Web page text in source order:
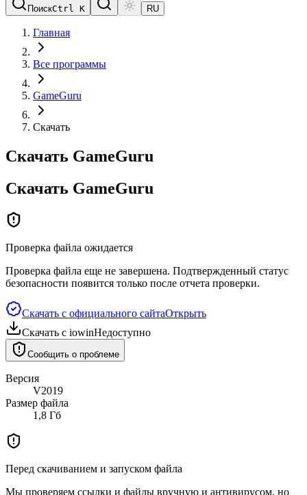
ПоискCtrl K RU
Главная
Все программы
GameGuru
Скачать
Скачать GameGuru
Скачать GameGuru
Проверка файла ожидается
Проверка файла еще не завершена. Подтвержденный статус
безопасности появится только после отчета проверки.
Скачать с официального сайтаОткрыть
Скачать с iowinНедоступно
Сообщить о проблеме
Версия
V2019
Размер файла
1,8 Гб
Перед скачиванием и запуском файла
Мы проверяем ссылки и файлы вручную и антивирусом, но